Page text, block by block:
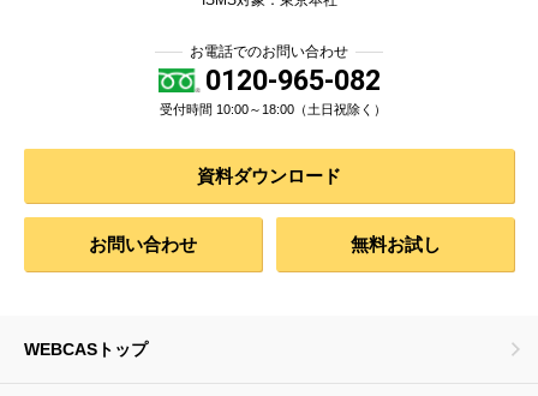
お電話でのお問い合わせ
0120-965-082
受付時間 10:00～18:00（土日祝除く）
資料ダウンロード
お問い合わせ 無料お試し
WEBCASトップ